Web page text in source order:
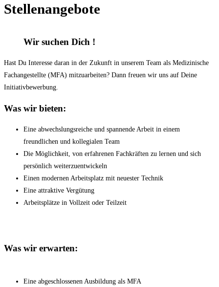
Stellenangebote
Wir suchen Dich !
Hast Du Interesse daran in der Zukunft in unserem Team als Medizinische
Fachangestellte (MFA) mitzuarbeiten? Dann freuen wir uns auf Deine
Initiativbewerbung.
Was wir bieten:
Eine abwechslungsreiche und spannende Arbeit in einem
freundlichen und kollegialen Team
Die Möglichkeit, von erfahrenen Fachkräften zu lernen und sich
persönlich weiterzuentwickeln
Einen modernen Arbeitsplatz mit neuester Technik
Eine attraktive Vergütung
Arbeitsplätze in Vollzeit oder Teilzeit
Was wir erwarten:
Eine abgeschlossenen Ausbildung als MFA